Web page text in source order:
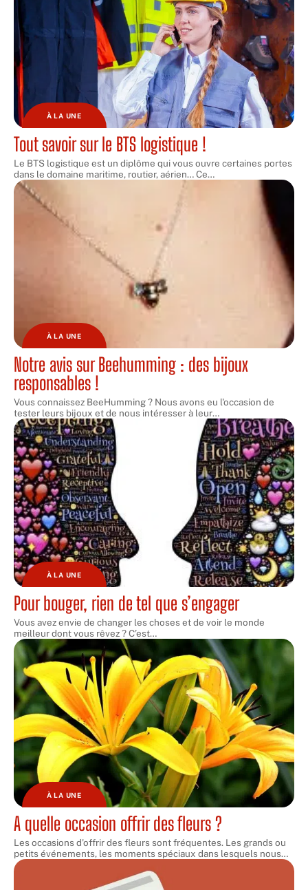
À LA UNE
Tout savoir sur le BTS logistique !
Le BTS logistique est un diplôme qui vous ouvre certaines portes
dans le domaine maritime, routier, aérien… Ce…
À LA UNE
Notre avis sur Beehumming : des bijoux
responsables !
Vous connaissez BeeHumming ? Nous avons eu l'occasion de
tester leurs bijoux et de nous intéresser à leur…
À LA UNE
Pour bouger, rien de tel que s’engager
Vous avez envie de changer les choses et de voir le monde
meilleur dont vous rêvez ? C’est…
À LA UNE
A quelle occasion offrir des fleurs ?
Les occasions d'offrir des fleurs sont fréquentes. Les grands ou
petits événements, les moments spéciaux dans lesquels nous…